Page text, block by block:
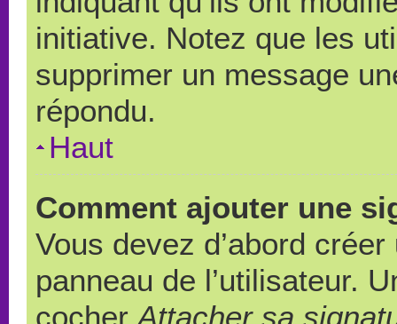
initiative. Notez que les
supprimer un message
répondu.
Haut
Comment ajouter une
Vous devez d’abord
panneau de l’utilisateur.
cocher Attacher sa